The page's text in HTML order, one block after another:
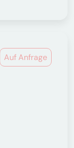
Auf Anfrage